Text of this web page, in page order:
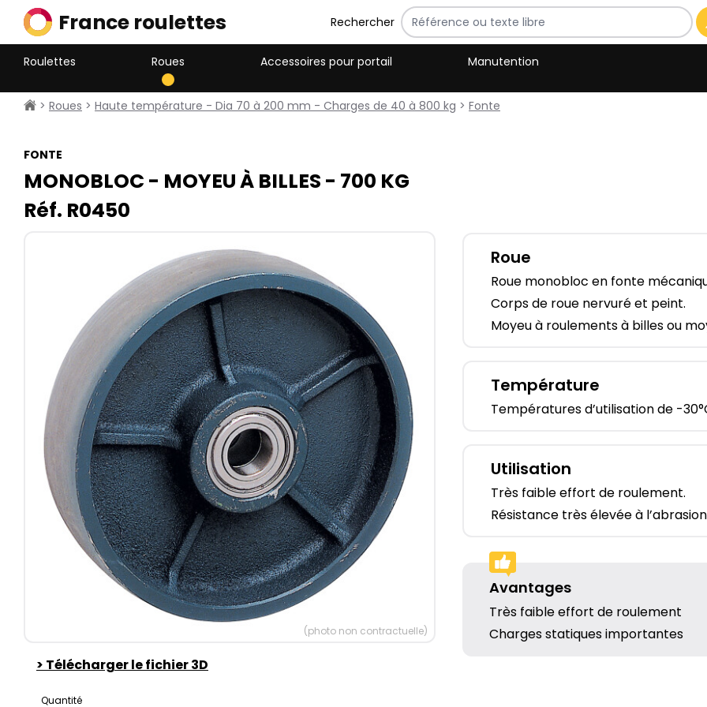
France roulettes Rechercher
Roulettes Roues Accessoires pour portail Manutention
> Roues > Haute température - Dia 70 à 200 mm - Charges de 40 à 800 kg > Fonte
FONTE
MONOBLOC - MOYEU À BILLES - 700​ KG
Réf. R0450
(photo non contractuelle)
> Télécharger le fichier 3D
Quantité
Roue
Roue monobloc en fonte
Corps de roue nervuré et peint.
Moyeu à roulements à billes ou
Température
Températures d’utilisation de -
Utilisation
Très faible effort de roulement.
Résistance très élevée à
Avantages
Très faible effort de roulement
Charges statiques importantes